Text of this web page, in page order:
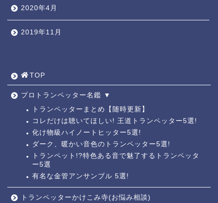
2020年4月
2019年11月
TOP
プロトランペッター名鑑 ▼
トランペッターまとめ【随時更新】
コレだけは聴いてほしい! 王道トランペッター5選!
化け物級ハイノートヒッター5選!
ダーク、暖かい音色のトランペッター5選!
トランペット!?特色ある音で魅了するトランペッタ
ー5選
有名な金管アンサンブル 5選!
トランペッターかけこみ寺(お悩み相談)
トランペッター名鑑 ┫
トランペットの練習法 ┫
お悩み相談回答┛